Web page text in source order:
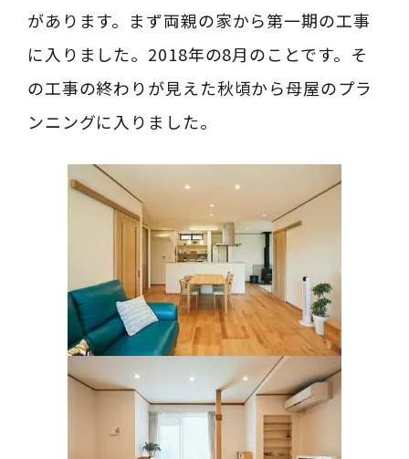
があります。まず両親の家から第一期の工事
に入りました。2018年の8月のことです。そ
の工事の終わりが見えた秋頃から母屋のプラ
ンニングに入りました。